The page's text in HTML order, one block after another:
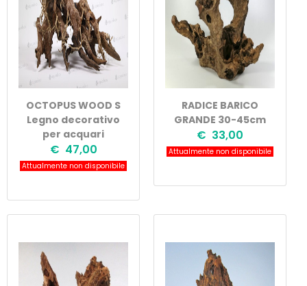
OCTOPUS WOOD S
Legno decorativo
per acquari
€ 47,00
Attualmente non disponibile
RADICE BARICO
GRANDE 30-45cm
€ 33,00
Attualmente non disponibile